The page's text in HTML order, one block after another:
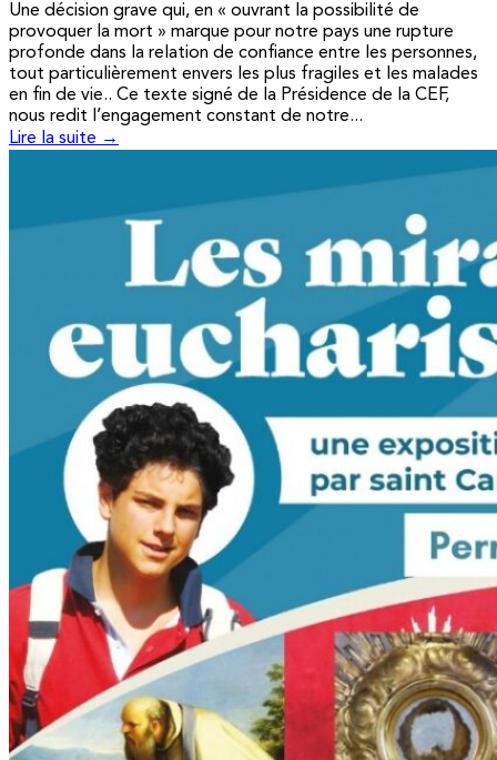
Une décision grave qui, en « ouvrant la possibilité de
provoquer la mort » marque pour notre pays une rupture
profonde dans la relation de confiance entre les personnes,
tout particulièrement envers les plus fragiles et les malades
en fin de vie.. Ce texte signé de la Présidence de la CEF,
nous redit l’engagement constant de notre...
Lire la suite →